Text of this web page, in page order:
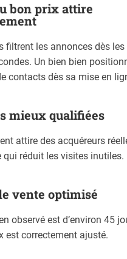
bon prix attire
filtrent les annonces dès les
Un bien bien
contacts dès sa mise en
mieux qualifiées
attire des acquéreurs
qui réduit les visites inutiles.
vente optimisé
observé est d’environ 45
est correctement ajusté.